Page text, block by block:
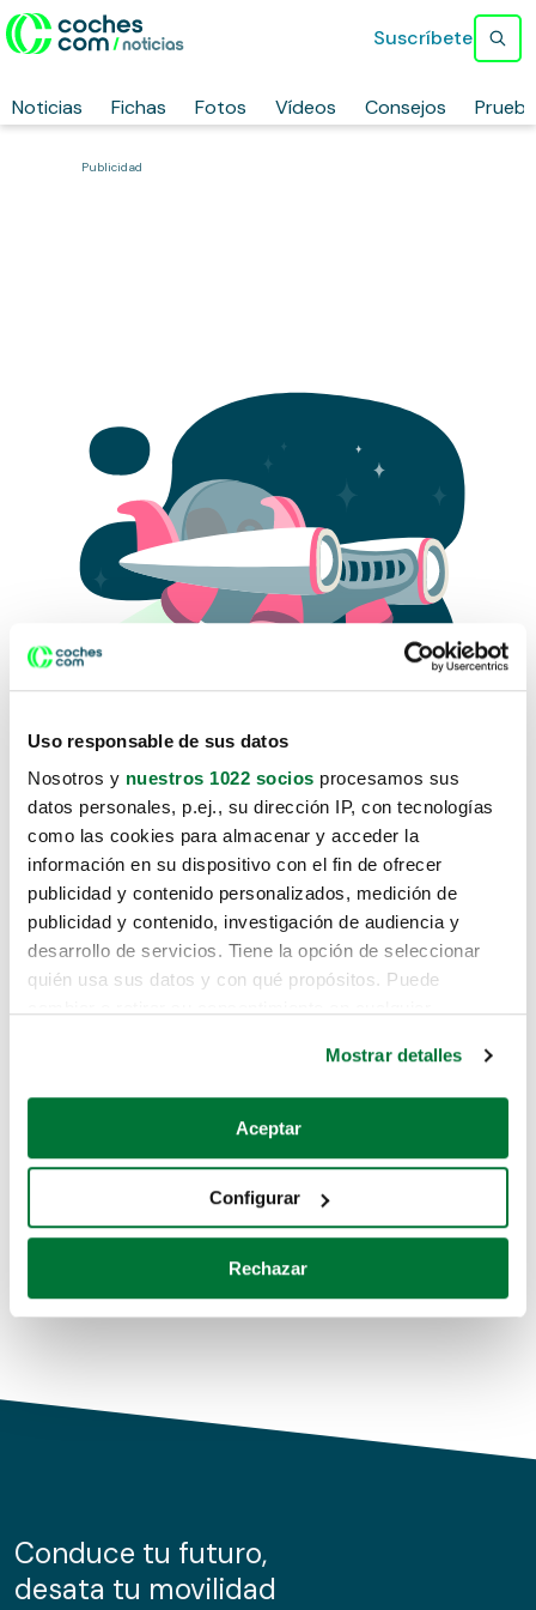
Uso responsable de sus datos
Nosotros y nuestros 1022 socios procesamos sus
datos personales, p.ej., su dirección IP, con tecnologías
como las cookies para almacenar y acceder la
información en su dispositivo con el fin de ofrecer
publicidad y contenido personalizados, medición de
publicidad y contenido, investigación de audiencia y
desarrollo de servicios. Tiene la opción de seleccionar
quién usa sus datos y con qué propósitos. Puede
Si lo permite, también quisiéramos:
Recopilar información sobre su ubicación geográfica
Identificar su dispositivo analizándolo activamente
para buscar características específicas (huellas
Obtenga más información sobre cómo se procesan sus
de cookies.
información sobre el uso que haga del sitio web con
nuestros partners de redes sociales, publicidad y análisis
Mostrar detalles
Aceptar
Configurar
Rechazar
Noticias Fichas Fotos Vídeos Consejos
Suscríbete
Publicidad
Lo sentimos, no sabemos como
te hemos traido hasta aquí.
Pero puedes encontrar el coche que estás
buscando en alguno de estos enlaces:
Coches de segunda mano
Coches de km0
Conduce tu futuro,
desata tu movilidad